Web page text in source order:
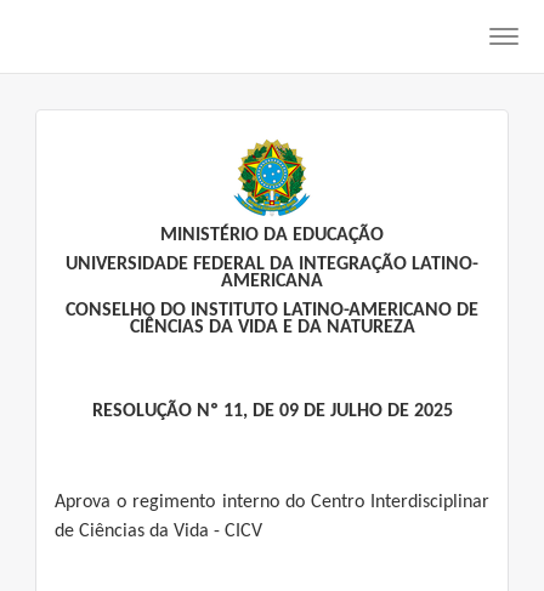
MINISTÉRIO DA EDUCAÇÃO
UNIVERSIDADE FEDERAL DA INTEGRAÇÃO LATINO-
AMERICANA
CONSELHO DO INSTITUTO LATINO-AMERICANO DE
CIÊNCIAS DA VIDA E DA NATUREZA
RESOLUÇÃO Nº 11, DE 09 DE JULHO DE 2025
Aprova o regimento interno do Centro Interdisciplinar
de Ciências da Vida - CICV